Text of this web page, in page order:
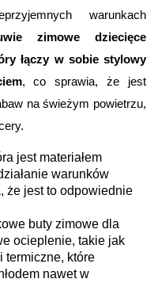
warunkach
zimowe dziecięce
łączy w sobie stylowy
, co sprawia, że jest
na świeżym powietrzu,
jest materiałem
warunków
że jest to odpowiednie
buty zimowe dla
ocieplenie, takie jak
termiczne, które
nawet w